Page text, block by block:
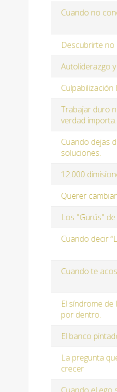
Cuando no
Descubrirte
Autoliderazgo
Culpabilización
Trabajar duro
verdad importa.
Cuando dejas
soluciones.
12.000
Querer
Los "Gurús"
Cuando decir
Cuando te
El síndrome
por dentro.
El banco
La pregunta
crecer